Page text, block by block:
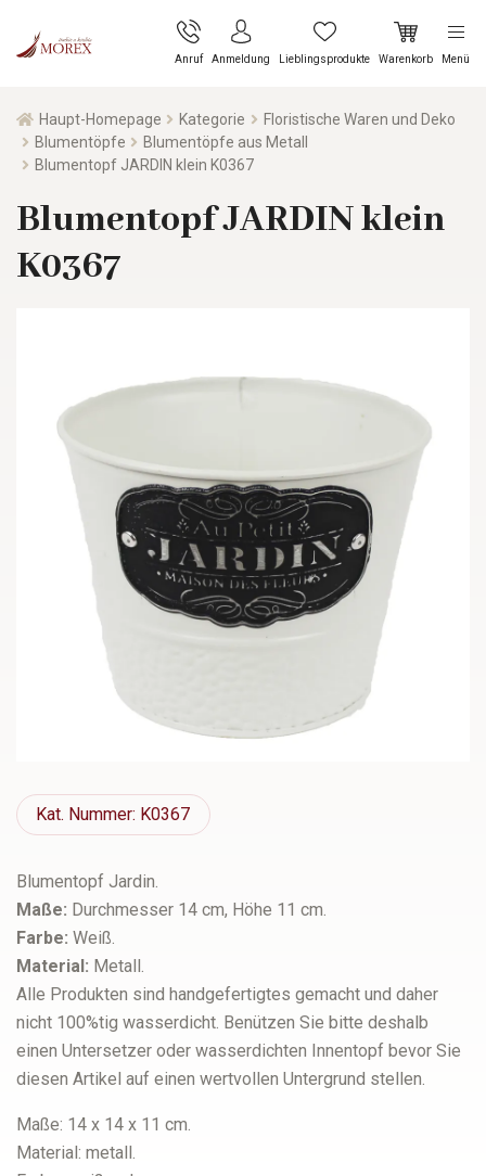
Anruf Anmeldung Lieblingsprodukte Warenkorb Menü
Haupt-Homepage Kategorie
Floristische Waren und Deko
Blumentöpfe
Blumentöpfe aus Metall
Blumentopf JARDIN klein K0367
Blumentopf JARDIN klein
K0367
Kat. Nummer: K0367
Blumentopf Jardin.
Maße: Durchmesser 14 cm, Höhe 11 cm.
Farbe: Weiß.
Material: Metall.
Alle Produkten sind handgefertigtes gemacht und daher
nicht 100%tig wasserdicht. Benützen Sie bitte deshalb
einen Untersetzer oder wasserdichten Innentopf bevor Sie
diesen Artikel auf einen wertvollen Untergrund stellen.
Maße: 14 x 14 x 11 cm.
Material: metall.